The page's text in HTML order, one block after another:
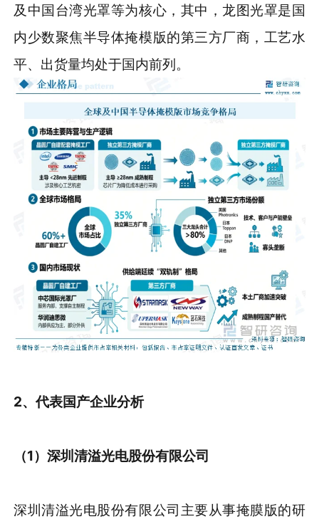
及中国台湾光罩等为核心，其中，龙图光罩是国
内少数聚焦半导体掩模版的第三方厂商，工艺水
平、出货量均处于国内前列。
2、代表国产企业分析
（1）深圳清溢光电股份有限公司
深圳清溢光电股份有限公司主要从事掩膜版的研